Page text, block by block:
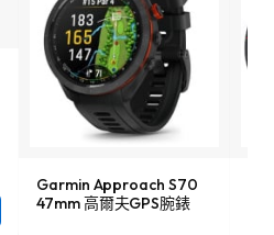
Garmin Approach S70
47mm 高爾夫GPS腕錶